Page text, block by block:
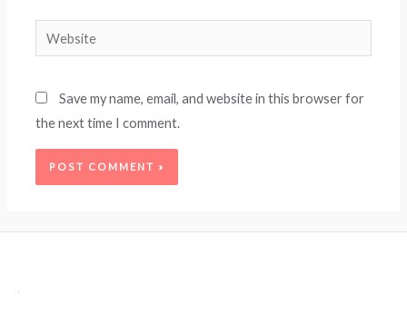
Website
Save my name, email, and website in this browser for
the next time I comment.